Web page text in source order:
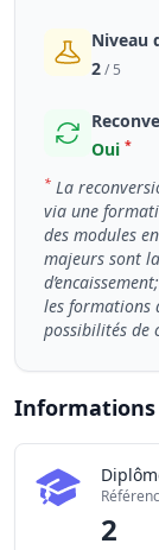
Niveau
2/ 5
Oui *
* La
via une
des modules
majeurs sont
les formations
possibilités de
Informations
Chiffres clés
2